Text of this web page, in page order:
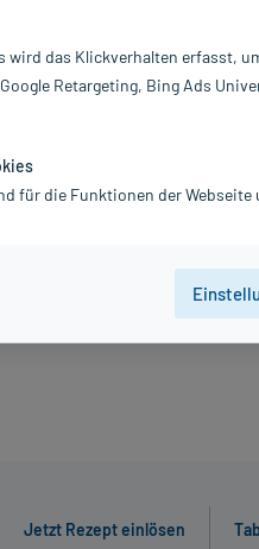
Jetzt Rezept einlösen
wird das Klickverhalten erfasst,
Retargeting, Bing Ads
für die Funktionen der